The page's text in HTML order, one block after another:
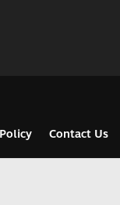
Contact Us